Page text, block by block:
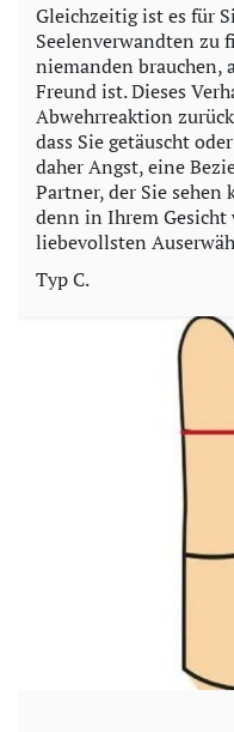
Gleichzeitig ist es für
Seelenverwandten zu
niemanden brauchen,
Freund ist. Dieses
Abwehrreaktion
dass Sie getäuscht
daher Angst, eine
Partner, der Sie
denn in Ihrem
liebevollsten
Typ C.